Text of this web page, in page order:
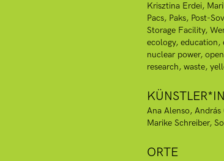
Krisztina Erdei
Pacs Paks Post-
Storage Facility
ecology education
nuclear power
research waste
Ana Alenso András
Marike Schreiber
ORTE